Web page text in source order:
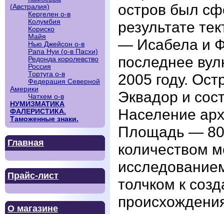
(Австралия)
Кергелен о-в
Колумбия
Кориско
Майя
Нью Джейсон о-в
Рапа Нуи (о-в Пасхи)
Редонда королевство
Россия
Тортуга о-в
Федерация Северной
Америки
Чатхем о-в
НУМИЗМАТИКА
ФАЛЕРИСТИКА.
Таможенные знаки.
Главная
Прайс-лист
О магазине
остров был
результате
— Исабела и
последнее
2005 году.
Эквадор и
Население
Площадь —
количеством
толчком к